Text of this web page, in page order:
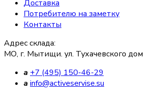
Доставка
Потребителю на заметку
Контакты
Адрес склада:
МО, г. Мытищи. ул. Тухачевского дом
a +7 (495) 150-46-29
a info@activeservise.su